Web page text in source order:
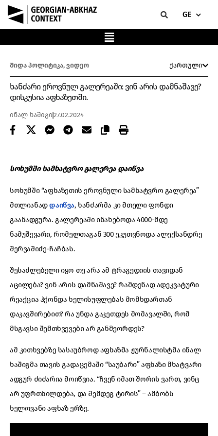
GE
შიდა პოლიტიკა,ვიდეო ქართული
ხანძარი ეროვნულ გალერეაში: ვინ არის დამნაშავე?
დისკუსია აფხაზეთში.
ინალ ხაშიგი27.02.2024
სოხუმში სამხატვრო გალერეა დაიწვა
სოხუმში “აფხაზეთის ეროვნული სამხატვრო გალერეა”
მთლიანადდაიწვა, ხანძარმა კი მთელი ფონდი
გაანადგურა. გალერეაში ინახებოდა 4000-მდე
ნამუშევარი, რომელთაგან 300 ეკუთვნოდა ალექსანდრე
შერვაშიძე-ჩაჩბას.
შესაძლებელი იყო თუ არა ამ ტრაგედიის თავიდან
აცილება? ვინ არის დამნაშავე? რამდენად ადეკვატური
რეაქცია ჰქონდა ხელისუფლებას მომხდართან
დაკავშირებით? რა უნდა გაკეთდეს მომავალში, რომ
მსგავსი შემთხვევები არ განმეორდეს?
ამ კითხვებზე სასაუბროდ აფხაზმა ჟურნალისტმა ინალ
ხაშიგმა თავის გადაცემაში “საუბარი” აფხაზი მხატვარი
ადგურ ძიძარია მოიწვია. “ჩვენ იმათ შორის ვართ, ვინც
არ უფრთხილდება, და შემდეგ ტირის” – ამბობს
ხელოვანი აფხაზ ერზე.